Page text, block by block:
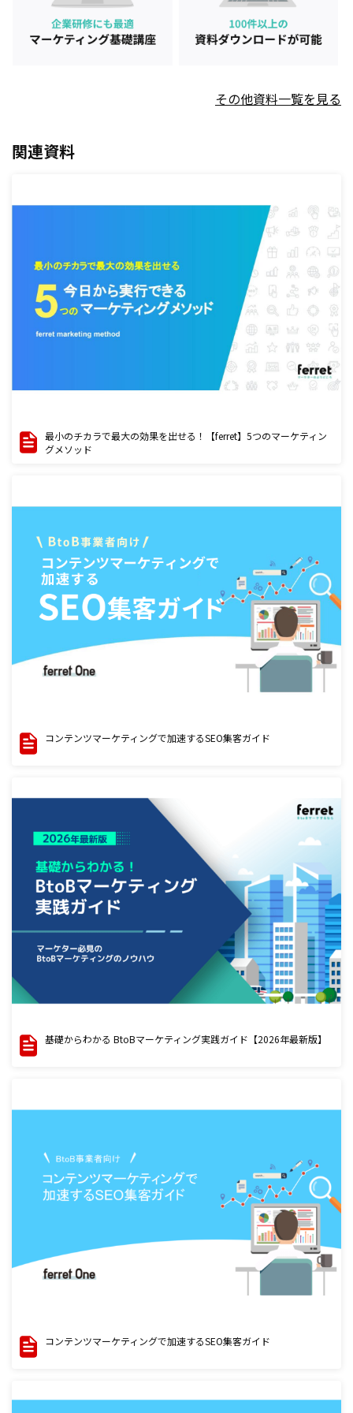
その他資料一覧を見る
関連資料
最小のチカラで最大の効果を出せる！【ferret】5つのマーケティン
グメソッド
コンテンツマーケティングで加速するSEO集客ガイド
基礎からわかる BtoBマーケティング実践ガイド【2026年最新版】
コンテンツマーケティングで加速するSEO集客ガイド